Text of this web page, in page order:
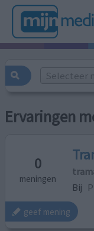
Selecteer
Ervaringen
0
meningen
Bij
geef mening